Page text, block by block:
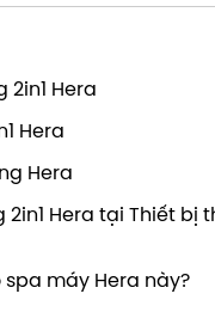
Hera
Hera
Hera
Hera tại Thiết bị
spa máy Hera này?